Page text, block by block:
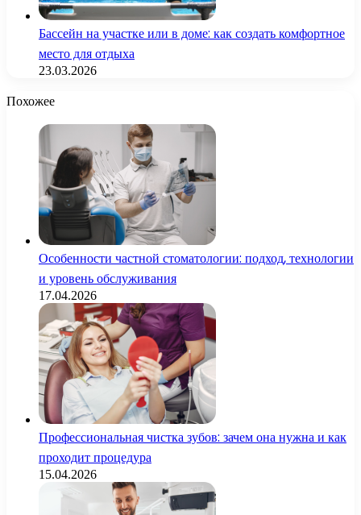
Бассейн на участке или в доме: как создать комфортное
место для отдыха
23.03.2026
Похожее
Особенности частной стоматологии: подход, технологии
и уровень обслуживания
17.04.2026
Профессиональная чистка зубов: зачем она нужна и как
проходит процедура
15.04.2026